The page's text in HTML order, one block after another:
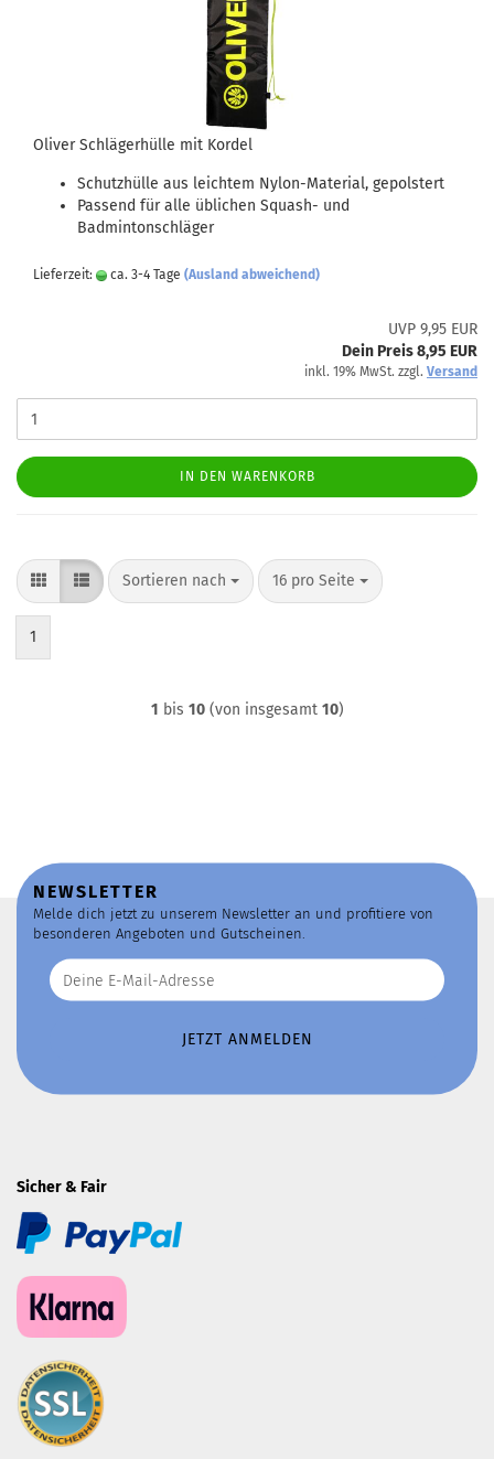
Oliver Schlägerhülle mit Kordel
Schutzhülle aus leichtem Nylon-Material, gepolstert
Passend für alle üblichen Squash- und
Badmintonschläger
Lieferzeit: ca. 3-4 Tage (Ausland abweichend)
UVP 9,95 EUR
Dein Preis 8,95 EUR
inkl. 19% MwSt. zzgl. Versand
IN DEN WARENKORB
Sortieren nach
Sortieren nach 16 pro Seite
pro Seite
1
1 bis 10(von insgesamt 10)
NEWSLETTER
Melde dich jetzt zu unserem Newsletter an und profitiere von
besonderen Angeboten und Gutscheinen.
Sicher & Fair